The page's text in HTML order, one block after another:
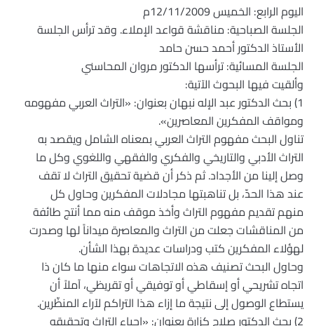
اليوم الرابع: الخميس 12/11/2009م
الجلسة الصباحية: مناقشة قواعد الإملاء. وقد ترأس الجلسة
الأستاذ الدكتور أحمد حسن حامد
الجلسة المسائية: ترأسها الدكتور مروان المحاسني
وألقيت فيها البحوث الآتية:
1) بحث الدكتور عبد الإله نبهان بعنوان: «التراث العربي مفهومه
ومواقف المفكرين المعاصرين».
تناول البحث مفهوم التراث العربي بمعناه الشامل ويقصد به
التراث الأدبي والتاريخي والفكري والفقهي واللغوي وكل ما
وصل إلينا من الأجداد. ثم ذكر أن قضية تحقيق التراث لا تقف
عند هذا الحدّ، بل تناهبتها مجادلات المفكرين وحاول كل
منهم تقديم مفهوم التراث وأخذ موقف منه مما أنتج طائفة
من المناقشات جعلت من التراث والمعاصرة ميداناً لها وصدرت
لهؤلاء المفكرين كتب ودراسات عديدة بهذا الشأن.
وحاول البحث تصنيف هذه الاتجاهات سواء منها ما كان ذا
اتجاه تشريحي أو إسقاطي أو توفيقي أو تقريظي، آملاً أن
يستطاع الوصول إلى نتيجة ما إزاء هذا التراكم لآراء المنظّرين.
2) بحث الدكتور صلاح كزارة بعنوان: «إحياء التراث وتحقيقه